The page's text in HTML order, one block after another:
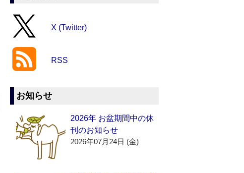
X (Twitter)
RSS
お知らせ
2026年 お盆期間中の休
刊のお知らせ
2026年07月24日 (金)